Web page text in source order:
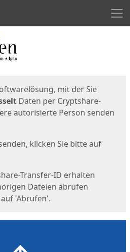
mit der Sie
Daten per Cryptshare-
autorisierte Person senden
klicken Sie bitte auf
Transfer-ID erhalten
Dateien abrufen
'Abrufen'.